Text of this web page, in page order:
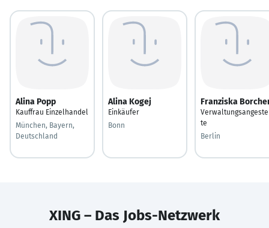
Alina Popp
Kauffrau Einzelhandel
München, Bayern,
Deutschland
Alina Kogej
Einkäufer
Bonn
Franziska
te
Berlin
XING – Das Jobs-Netzwerk